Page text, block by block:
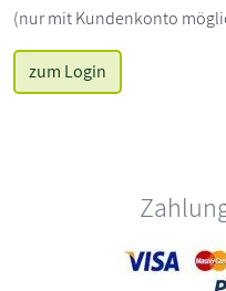
(nur mit Kundenkonto
zum Login